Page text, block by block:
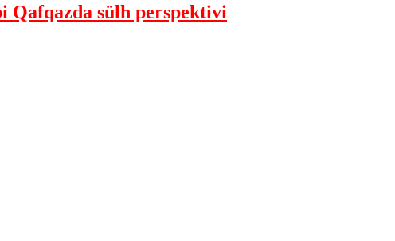
Qafqazda sülh perspektivi